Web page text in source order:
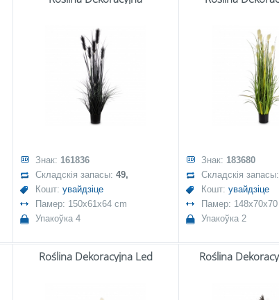
Знак: 161836
Складскія запасы: 49,
Кошт: увайдзіце
Памер: 150x61x64 cm
Упакоўка 4
Знак: 183680
Складскія запасы:
Кошт: увайдзіце
Памер: 148x70x70
Упакоўка 2
Roślina Dekoracyjna Led Roślina